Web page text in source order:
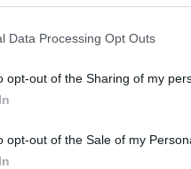
Data Processing Opt Outs
opt-out of the Sharing of my
opt-out of the Sale of my
bestuurlijke Ajax-fase
WK-spits op het lijstje van
Ajax’
met duidelijk antwoord